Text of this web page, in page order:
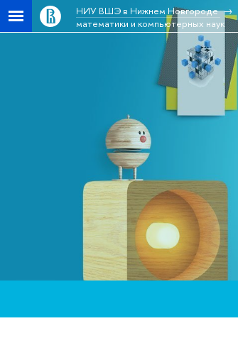
НИУ ВШЭ в Нижнем Новгороде
математики и компьютерных наук